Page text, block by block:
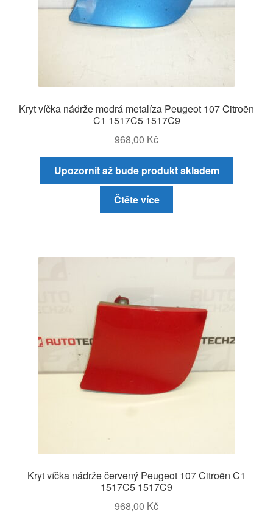
Kryt víčka nádrže modrá metalíza Peugeot 107 Citroën
C1 1517C5 1517C9
968,00 Kč
Upozornit až bude produkt skladem
Čtěte více
Kryt víčka nádrže červený Peugeot 107 Citroën C1
1517C5 1517C9
968,00 Kč